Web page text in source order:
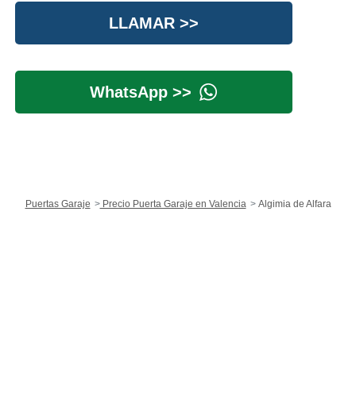
LLAMAR >>
WhatsApp >>
Puertas Garaje Precio Puerta Garaje en Valencia Algimia de Alfara